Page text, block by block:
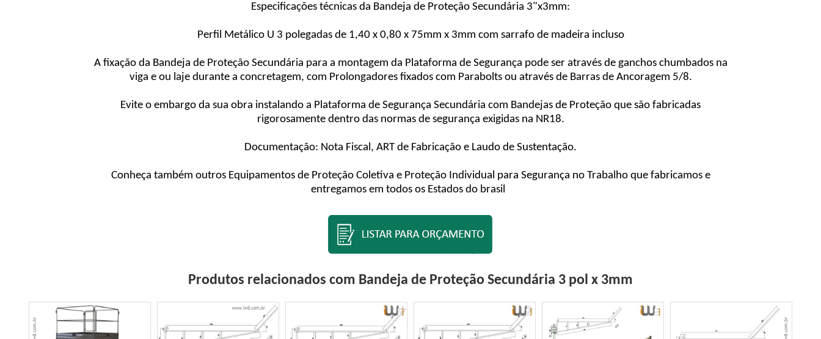
Especificações técnicas da Bandeja de Proteção Secundária 3"x3mm:
Perfil Metálico U 3 polegadas de 1,40 x 0,80 x 75mm x 3mm com sarrafo de madeira incluso
A fixação da Bandeja de Proteção Secundária para a montagem da Plataforma de Segurança pode ser através de ganchos chumbados na
viga e ou laje durante a concretagem, com Prolongadores fixados com Parabolts ou através de Barras de Ancoragem 5/8.
Evite o embargo da sua obra instalando a Plataforma de Segurança Secundária com Bandejas de Proteção que são fabricadas
rigorosamente dentro das normas de segurança exigidas na NR18.
Documentação: Nota Fiscal, ART de Fabricação e Laudo de Sustentação.
Conheça também outros Equipamentos de Proteção Coletiva e Proteção Individual para Segurança no Trabalho que fabricamos e
entregamos em todos os Estados do brasil
Produtos relacionados com Bandeja de Proteção Secundária 3 pol x 3mm